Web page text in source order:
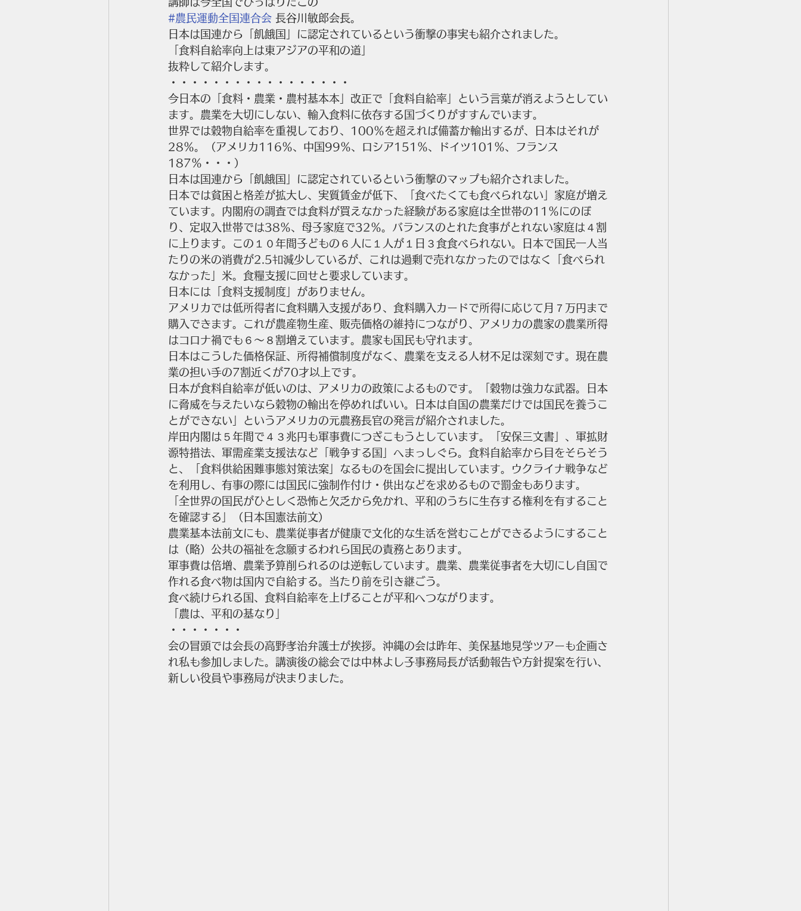
#農民運動全国連合会 長谷川敏郎会長。
日本は国連から「飢餓国」に認定されているという衝撃の事実も紹介されました。
「食料自給率向上は東アジアの平和の道」
抜粋して紹介します。
・・・・・・・・・・・・・・・・・
今日本の「食料・農業・農村基本本」改正で「食料自給率」という言葉が消えようとしてい
ます。農業を大切にしない、輸入食料に依存する国づくりがすすんでいます。
世界では穀物自給率を重視しており、100％を超えれば備蓄か輸出するが、日本はそれが
28％。（アメリカ116％、中国99％、ロシア151％、ドイツ101％、フランス
187％・・・）
日本は国連から「飢餓国」に認定されているという衝撃のマップも紹介されました。
日本では貧困と格差が拡大し、実質賃金が低下、「食べたくても食べられない」家庭が増え
ています。内閣府の調査では食料が買えなかった経験がある家庭は全世帯の11％にのぼ
り、定収入世帯では38％、母子家庭で32％。バランスのとれた食事がとれない家庭は４割
に上ります。この１０年間子どもの６人に１人が１日３食食べられない。日本で国民一人当
たりの米の消費が2.5ｷﾛ減少しているが、これは過剰で売れなかったのではなく「食べられ
なかった」米。食糧支援に回せと要求しています。
日本には「食料支援制度」がありません。
アメリカでは低所得者に食料購入支援があり、食料購入カードで所得に応じて月７万円まで
購入できます。これが農産物生産、販売価格の維持につながり、アメリカの農家の農業所得
はコロナ禍でも６～８割増えています。農家も国民も守れます。
日本はこうした価格保証、所得補償制度がなく、農業を支える人材不足は深刻です。現在農
業の担い手の7割近くが70才以上です。
日本が食料自給率が低いのは、アメリカの政策によるものです。「穀物は強力な武器。日本
に脅威を与えたいなら穀物の輸出を停めればいい。日本は自国の農業だけでは国民を養うこ
とができない」というアメリカの元農務長官の発言が紹介されました。
岸田内閣は５年間で４３兆円も軍事費につぎこもうとしています。「安保三文書」、軍拡財
源特措法、軍需産業支援法など「戦争する国」へまっしぐら。食料自給率から目をそらそう
と、「食料供給困難事態対策法案」なるものを国会に提出しています。ウクライナ戦争など
を利用し、有事の際には国民に強制作付け・供出などを求めるもので罰金もあります。
「全世界の国民がひとしく恐怖と欠乏から免かれ、平和のうちに生存する権利を有すること
を確認する」（日本国憲法前文）
農業基本法前文にも、農業従事者が健康で文化的な生活を営むことができるようにすること
は（略）公共の福祉を念願するわれら国民の責務とあります。
軍事費は倍増、農業予算削られるのは逆転しています。農業、農業従事者を大切にし自国で
作れる食べ物は国内で自給する。当たり前を引き継ごう。
食べ続けられる国、食料自給率を上げることが平和へつながります。
「農は、平和の基なり」
・・・・・・・
会の冒頭では会長の高野孝治弁護士が挨拶。沖縄の会は昨年、美保基地見学ツアーも企画さ
れ私も参加しました。講演後の総会では中林よし子事務局長が活動報告や方針提案を行い、
新しい役員や事務局が決まりました。